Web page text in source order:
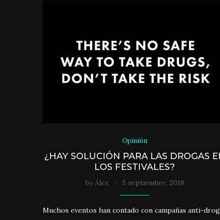
Opinión
¿HAY SOLUCIÓN PARA LAS DROGAS
LOS FESTIVALES?
byÁlex 5 septiembre, 2018
Muchos eventos han contado con campañas anti-